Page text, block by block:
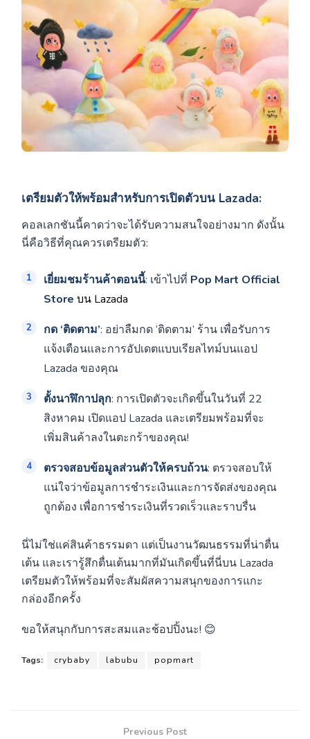
เตรียมตัวให้พร้อมสำหรับการเปิดตัวบน Lazada:
คอลเลกชันนี้คาดว่าจะได้รับความสนใจอย่างมาก ดังนั้น
นี่คือวิธีที่คุณควรเตรียมตัว:
เยี่ยมชมร้านค้าตอนนี้: เข้าไปที่ Pop Mart Official
Store บน Lazada
กด ‘ติดตาม’: อย่าลืมกด ‘ติดตาม’ ร้าน เพื่อรับการ
แจ้งเตือนและการอัปเดตแบบเรียลไทม์บนแอป
Lazada ของคุณ
ตั้งนาฬิกาปลุก: การเปิดตัวจะเกิดขึ้นในวันที่ 22
สิงหาคม เปิดแอป Lazada และเตรียมพร้อมที่จะ
เพิ่มสินค้าลงในตะกร้าของคุณ!
ตรวจสอบข้อมูลส่วนตัวให้ครบถ้วน: ตรวจสอบให้
แน่ใจว่าข้อมูลการชำระเงินและการจัดส่งของคุณ
ถูกต้อง เพื่อการชำระเงินที่รวดเร็วและราบรื่น
นี่ไม่ใช่แค่สินค้าธรรมดา แต่เป็นงานวัฒนธรรมที่น่าตื่น
เต้น และเรารู้สึกตื่นเต้นมากที่มันเกิดขึ้นที่นี่บน Lazada
เตรียมตัวให้พร้อมที่จะสัมผัสความสนุกของการแกะ
กล่องอีกครั้ง
ขอให้สนุกกับการสะสมและช้อปปิ้งนะ! 😊
Tags: crybaby labubu popmart
Previous Post